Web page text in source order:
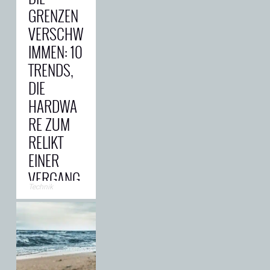
und
Hufegeklapper
klingen. In
Wahrheit ist
→
GRENZEN
VERSCHW
IMMEN: 10
TRENDS,
DIE
HARDWA
RE ZUM
RELIKT
EINER
VERGANG
ENEN ÄRA
MACHEN
In der
modernen
Technologielandschaft
des Jahres
Technik